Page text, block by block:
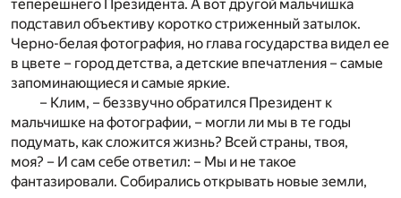
теперешнего Президента. А вот другой мальчишка
подставил объективу коротко стриженный затылок.
Черно-белая фотография, но глава государства видел ее
в цвете – город детства, а детские впечатления – самые
запоминающиеся и самые яркие.
– Клим, – беззвучно обратился Президент к
мальчишке на фотографии, – могли ли мы в те годы
подумать, как сложится жизнь? Всей страны, твоя,
моя? – И сам себе ответил: – Мы и не такое
фантазировали. Собирались открывать новые земли,